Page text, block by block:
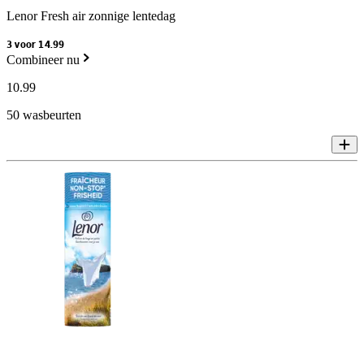
Lenor Fresh air zonnige lentedag
3 voor 14.99
Combineer nu
10.99
50 wasbeurten